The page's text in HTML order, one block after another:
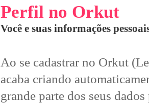
Perfil no Orkut
Você e suas informações
Ao se cadastrar no Orkut
acaba criando
grande parte dos seus